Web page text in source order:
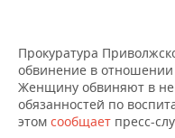
ОТКРЫТАЯ ЛЕКЦИЯ
БАСКЕТБОЛ
ВОЛЕЙБОЛ
КИБЕРСПОРТ
ИНФРАСТРУКТУРА
ИСТОРИЯ
КУЛЬТУРА
СПРАВОЧНИК
СПИСОК ПЕРСОН
СПИСОК КОМПАНИЙ
ПОЛНАЯ ВЕРСИЯ
Прокуратура
обвинение в
Женщину обвиняют в
обязанностей по
этом сообщает пресс-